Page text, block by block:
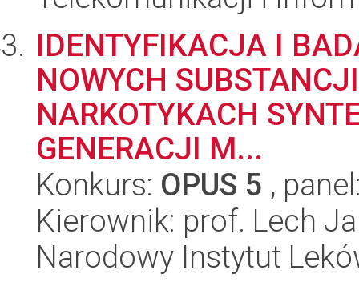
IDENTYFIKACJA I
NOWYCH
NARKOTYKACH
GENERACJI M...
Konkurs: OPUS 5 ,
Kierownik: prof. Lech
Narodowy Instytut